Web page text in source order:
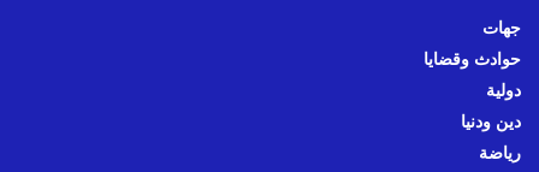
جهات
حوادث وقضايا
دولية
دين ودنيا
رياضة